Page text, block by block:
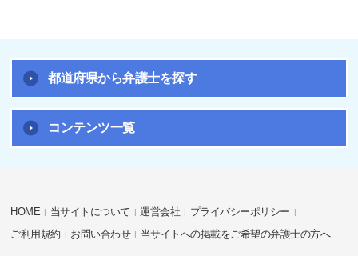
都道府県から弁護士を探す
コンテンツ一覧
HOME 当サイトについて 運営会社
プライバシーポリシー
ご利用規約
お問い合わせ 当サイトへの掲載をご希望の弁護士の方へ